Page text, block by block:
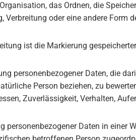
das Ordnen, die
oder eine andere Form
ist die Markierung
personenbezogener Daten, die
Person beziehen, zu
Zuverlässigkeit, Verhalten,
Daten in einer